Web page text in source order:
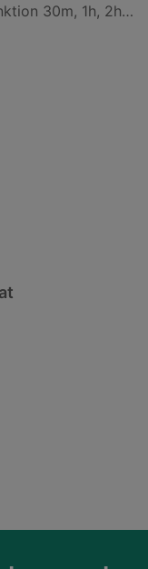
30m, 1h, 2h,